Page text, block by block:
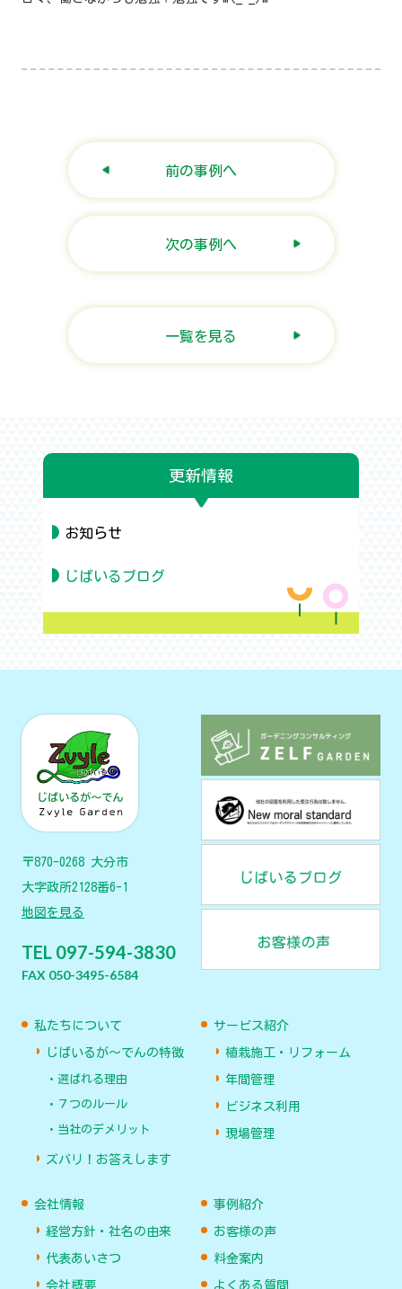
前の事例へ
次の事例へ
一覧を見る
更新情報
お知らせ
じばいるブログ
〒870-0268 大分市
大字政所2128番6-1
地図を見る
TEL 097-594-3830
FAX 050-3495-6584
私たちについて
じばいるが〜でんの特徴
選ばれる理由
７つのルール
当社のデメリット
ズバリ！お答えします
サービス紹介
植栽施工・リフォーム
年間管理
ビジネス利用
現場管理
会社情報
経営方針・社名の由来
代表あいさつ
会社概要
事例紹介
お客様の声
料金案内
よくある質問